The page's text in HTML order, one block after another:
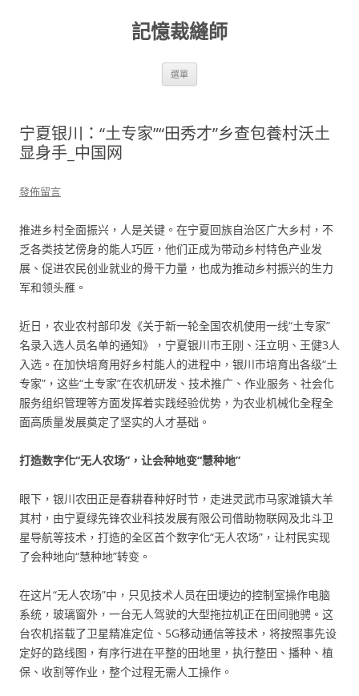
記憶裁縫師
選單
宁夏银川：“土专家”“田秀才”乡查包養村沃土
显身手_中国网
發佈留言
推进乡村全面振兴，人是关键。在宁夏回族自治区广大乡村，不
乏各类技艺傍身的能人巧匠，他们正成为带动乡村特色产业发
展、促进农民创业就业的骨干力量，也成为推动乡村振兴的生力
军和领头雁。
近日，农业农村部印发《关于新一轮全国农机使用一线“土专家”
名录入选人员名单的通知》，宁夏银川市王刚、汪立明、王健3人
入选。在加快培育用好乡村能人的进程中，银川市培育出各级“土
专家”，这些“土专家”在农机研发、技术推广、作业服务、社会化
服务组织管理等方面发挥着实践经验优势，为农业机械化全程全
面高质量发展奠定了坚实的人才基础。
打造数字化“无人农场”，让会种地变“慧种地”
眼下，银川农田正是春耕春种好时节，走进灵武市马家滩镇大羊
其村，由宁夏绿先锋农业科技发展有限公司借助物联网及北斗卫
星导航等技术，打造的全区首个数字化“无人农场”，让村民实现
了会种地向“慧种地”转变。
在这片“无人农场”中，只见技术人员在田埂边的控制室操作电脑
系统，玻璃窗外，一台无人驾驶的大型拖拉机正在田间驰骋。这
台农机搭载了卫星精准定位、5G移动通信等技术，将按照事先设
定好的路线图，有序行进在平整的田地里，执行整田、播种、植
保、收割等作业，整个过程无需人工操作。